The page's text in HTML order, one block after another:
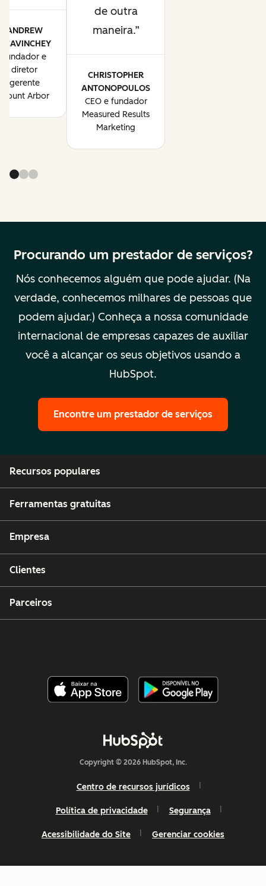
ANDREW
fundador e
diretor
gerente
Mount Arbor
de outra
maneira.
CHRISTOPHER
ANTONOPOULOS
CEO e fundador
Measured Results
Marketing
Procurando um prestador de serviços?
Nós conhecemos alguém que pode ajudar. (Na
verdade, conhecemos milhares de pessoas que
podem ajudar.) Conheça a nossa comunidade
internacional de empresas capazes de auxiliar
você a alcançar os seus objetivos usando a
HubSpot.
Encontre um prestador de serviços
Recursos populares
Ferramentas gratuitas
Empresa
Clientes
Parceiros
Copyright © 2026 HubSpot, Inc.
Centro de recursos jurídicos
Política de privacidade Segurança
Acessibilidade do Site Gerenciar cookies